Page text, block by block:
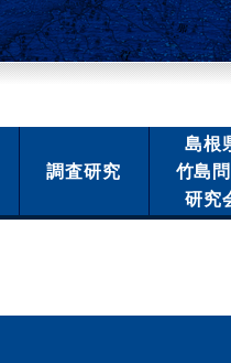
調査研究
島根
竹島
研究